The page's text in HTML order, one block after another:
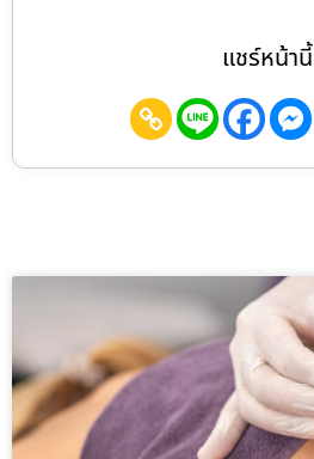
แชร์หน้านี้